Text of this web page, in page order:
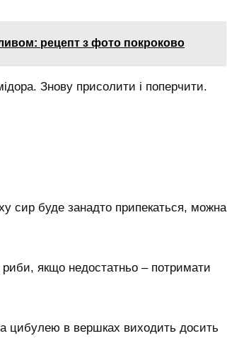
рецепт з фото покроково
Знову присолити і поперчити.
сир буде занадто припекаться, можна
риби, якщо недостатньо – потримати
цибулею в вершках виходить досить